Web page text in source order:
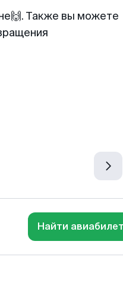
Также вы можете
Найти